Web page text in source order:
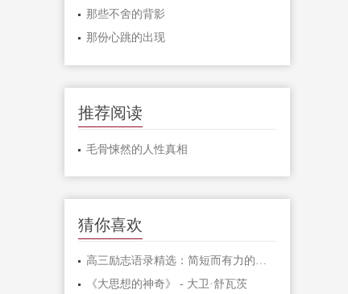
那些不舍的背影
那份心跳的出现
推荐阅读
毛骨悚然的人性真相
猜你喜欢
高三励志语录精选：简短而有力的激励句子
《大思想的神奇》 - 大卫·舒瓦茨